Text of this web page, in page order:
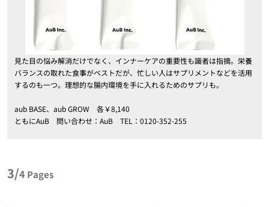
見た目の悩み解消だけでなく、インナーケアの重要性も識者は指摘。栄養
バランスの取れた食事がベストだが、忙しい人はサプリメントなどを活用
するのも一つ。理想的な腸内環境を手に入れるためのサプリも。
aub BASE、aub GROW 各￥8,140
ともにAuB 問い合わせ：AuB TEL：0120-352-255
3/4 Pages